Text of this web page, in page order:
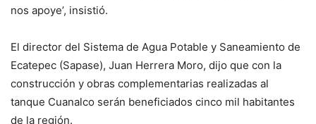
nos apoye’, insistió.
El director del Sistema de Agua Potable y Saneamiento de
Ecatepec (Sapase), Juan Herrera Moro, dijo que con la
construcción y obras complementarias realizadas al
tanque Cuanalco serán beneficiados cinco mil habitantes
de la región.